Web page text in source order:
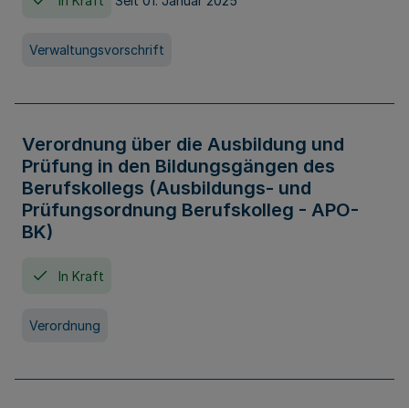
Verwaltungsvorschrift
Verordnung über die Ausbildung und
Prüfung in den Bildungsgängen des
Berufskollegs (Ausbildungs- und
Prüfungsordnung Berufskolleg - APO-
BK)
In Kraft
Verordnung